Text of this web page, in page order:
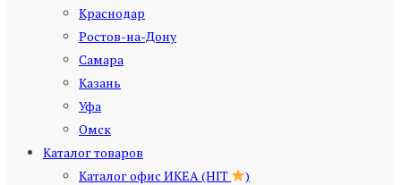
Краснодар
Ростов-на-Дону
Самара
Казань
Уфа
Омск
Каталог товаров
Каталог офис ИКЕА (HIT
)